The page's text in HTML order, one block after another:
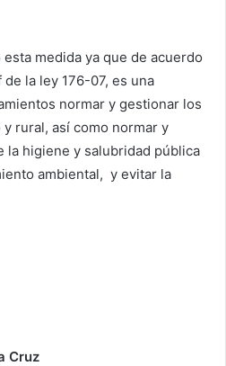
medida ya que de acuerdo
la ley 176-07, es una
normar y gestionar los
rural, así como normar y
la higiene y salubridad pública
ambiental, y evitar la
Cruz